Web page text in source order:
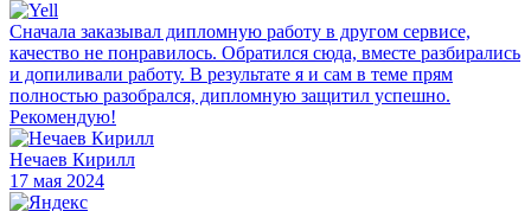
Сначала заказывал дипломную работу в другом сервисе,
качество не понравилось. Обратился сюда, вместе разбирались
и допиливали работу. В результате я и сам в теме прям
полностью разобрался, дипломную защитил успешно.
Рекомендую!
Нечаев Кирилл
17 мая 2024